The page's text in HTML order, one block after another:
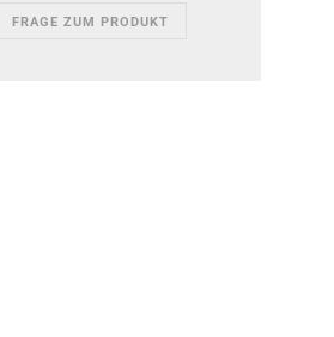
FRAGE ZUM PRODUKT